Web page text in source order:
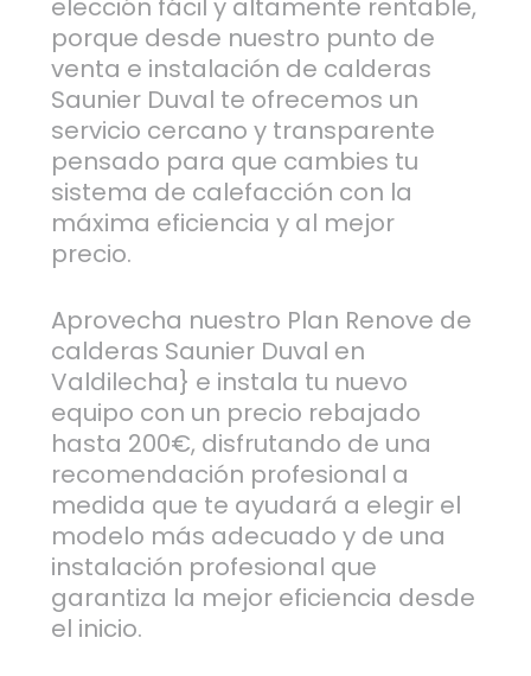
elección fácil y altamente rentable,
porque desde nuestro punto de
venta e instalación de calderas
Saunier Duval te ofrecemos un
servicio cercano y transparente
pensado para que cambies tu
sistema de calefacción con la
máxima eficiencia y al mejor
precio.
Aprovecha nuestro Plan Renove de
calderas Saunier Duval en
Valdilecha} e instala tu nuevo
equipo con un precio rebajado
hasta 200€, disfrutando de una
recomendación profesional a
medida que te ayudará a elegir el
modelo más adecuado y de una
instalación profesional que
garantiza la mejor eficiencia desde
el inicio.